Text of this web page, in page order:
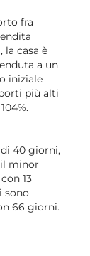
fra
la casa è
a un
iniziale
più alti
40 giorni,
minor
13
sono
66 giorni.